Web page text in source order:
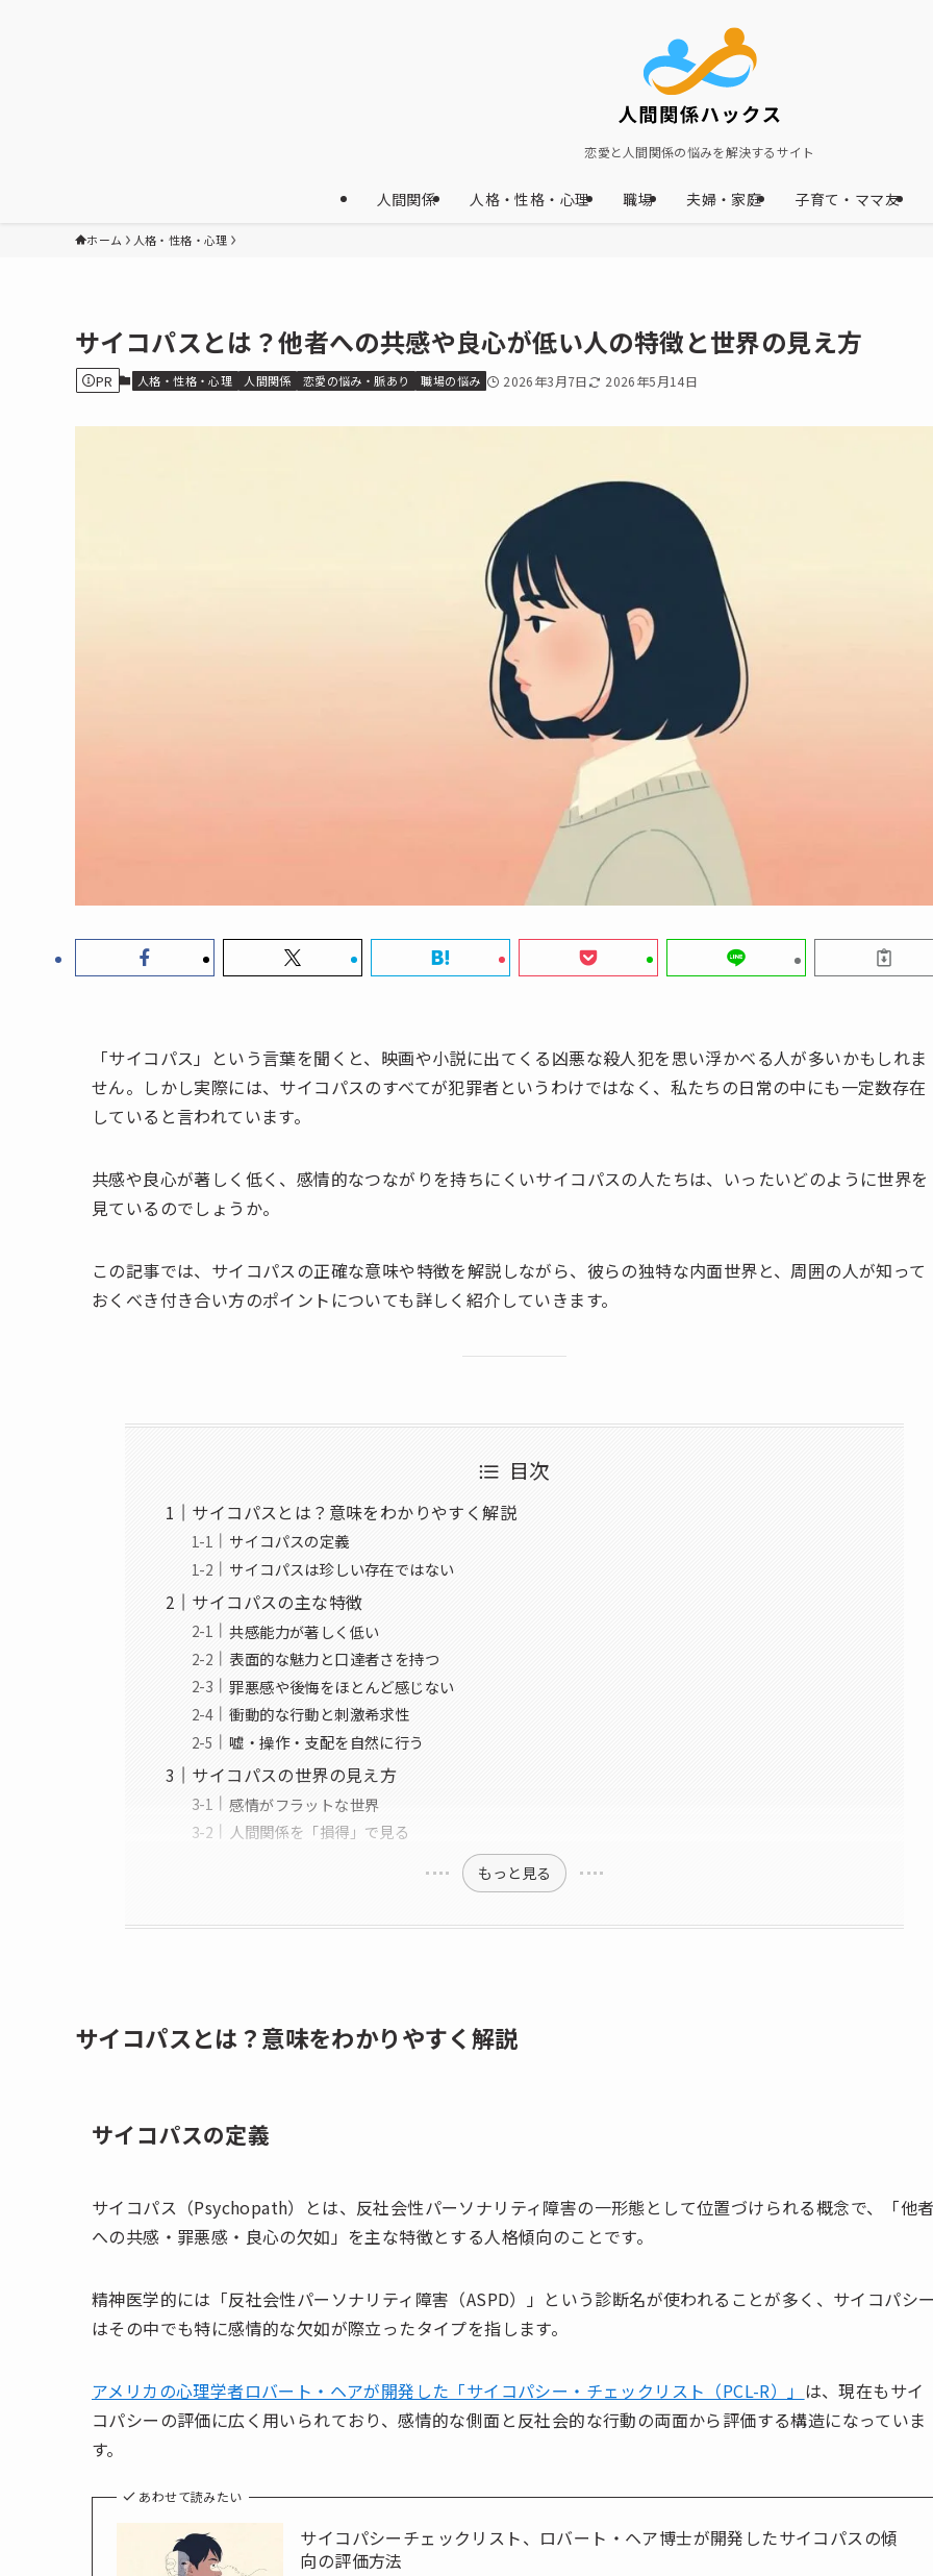
恋愛と人間関係の悩みを解決するサイト
人間関係 人格・性格・心理 職場 夫婦・家庭 子育て・ママ友
ホーム 人格・性格・心理
サイコパスとは？他者への共感や良心が低い人の特徴と世界の見え方
PR 人格・性格・心理 人間関係 恋愛の悩み・脈あり 職場の悩み 2026年3月7日 2026年5月14日
「サイコパス」という言葉を聞くと、映画や小説に出てくる凶悪な殺人犯を思い浮かべる人が多いかもしれま
せん。しかし実際には、サイコパスのすべてが犯罪者というわけではなく、私たちの日常の中にも一定数存在
していると言われています。
共感や良心が著しく低く、感情的なつながりを持ちにくいサイコパスの人たちは、いったいどのように世界を
見ているのでしょうか。
この記事では、サイコパスの正確な意味や特徴を解説しながら、彼らの独特な内面世界と、周囲の人が知って
おくべき付き合い方のポイントについても詳しく紹介していきます。
目次
サイコパスとは？意味をわかりやすく解説
サイコパスの定義
サイコパスは珍しい存在ではない
サイコパスの主な特徴
共感能力が著しく低い
表面的な魅力と口達者さを持つ
罪悪感や後悔をほとんど感じない
衝動的な行動と刺激希求性
嘘・操作・支配を自然に行う
サイコパスの世界の見え方
感情がフラットな世界
人間関係を「損得」で見る
もっと見る
サイコパスとは？意味をわかりやすく解説
サイコパスの定義
サイコパス（Psychopath）とは、反社会性パーソナリティ障害の一形態として位置づけられる概念で、「他
への共感・罪悪感・良心の欠如」を主な特徴とする人格傾向のことです。
精神医学的には「反社会性パーソナリティ障害（ASPD）」という診断名が使われることが多く、サイコパシ
はその中でも特に感情的な欠如が際立ったタイプを指します。
アメリカの心理学者ロバート・ヘアが開発した「サイコパシー・チェックリスト（PCL-R）」 は、現在もサイ
コパシーの評価に広く用いられており、感情的な側面と反社会的な行動の両面から評価する構造になっていま
す。
あわせて読みたい
サイコパシーチェックリスト、ロバート・ヘア博士が開発したサイコパスの傾
向の評価方法